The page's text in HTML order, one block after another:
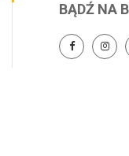
BĄDŹ NA